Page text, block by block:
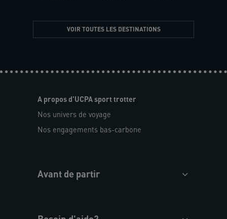
VOIR TOUTES LES DESTINATIONS
A propos d'UCPA sport trotter
Nos univers de voyage
Nos engagements bas-carbone
Avant de partir